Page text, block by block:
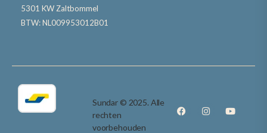
5301 KW Zaltbommel
BTW: NL009953012B01
Sundar © 2025. Alle
rechten
voorbehouden